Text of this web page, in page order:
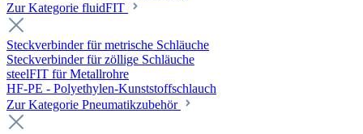
Zur Kategorie fluidFIT
Steckverbinder für metrische Schläuche
Steckverbinder für zöllige Schläuche
steelFIT für Metallrohre
HF-PE - Polyethylen-Kunststoffschlauch
Zur Kategorie Pneumatikzubehör